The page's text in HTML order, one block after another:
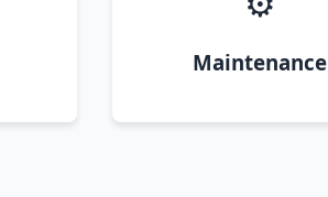
Maintenance